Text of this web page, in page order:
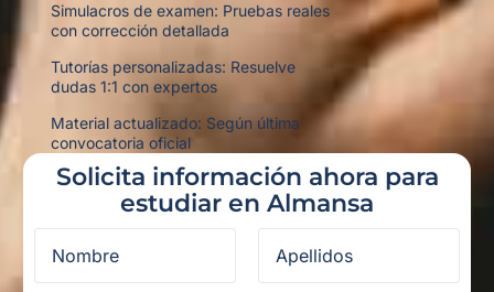
Simulacros de examen: Pruebas reales
con corrección detallada
Tutorías personalizadas: Resuelve
dudas 1:1 con expertos
Material actualizado: Según última
convocatoria oficial
Solicita información ahora para
estudiar en Almansa